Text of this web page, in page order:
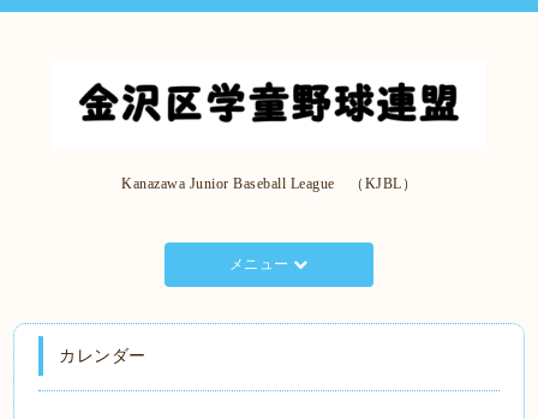
Kanazawa Junior Baseball League （KJBL）
メニュー
カレンダー